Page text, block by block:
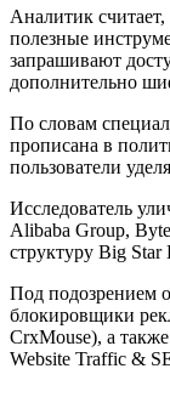
Аналитик
полезные
запрашивают
дополнительно
По словам
прописана в
пользователи
Исследователь
Alibaba Group,
структуру Big Star
Под подозрением
блокировщики
CrxMouse), а
Website Traffic &